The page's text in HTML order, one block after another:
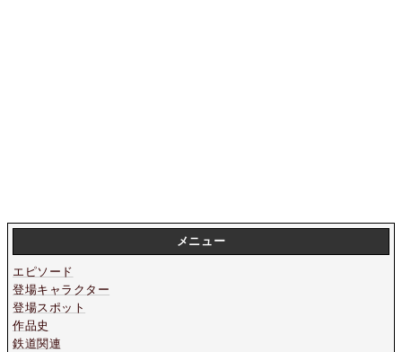
メニュー
エピソード
登場キャラクター
登場スポット
作品史
鉄道関連